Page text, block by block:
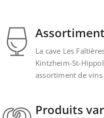
La cave Les
Kintzheim-St-
assortiment de vins
Produits